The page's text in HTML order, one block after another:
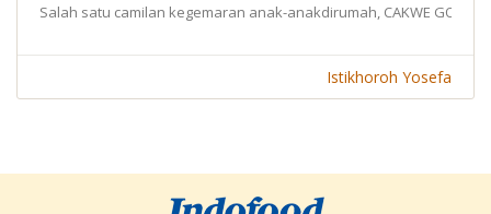
Salah satu camilan kegemaran anak-anakdirumah, CAKWE
Istikhoroh Yosefa